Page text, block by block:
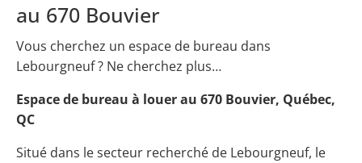
au 670 Bouvier
Vous cherchez un espace de bureau dans
Lebourgneuf ? Ne cherchez plus…
Espace de bureau à louer au 670 Bouvier, Québec,
QC
Situé dans le secteur recherché de Lebourgneuf, le